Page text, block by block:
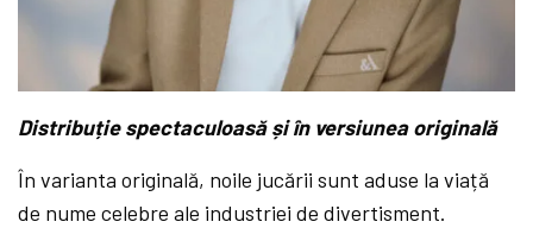
Distribuție spectaculoasă și în versiunea originală
În varianta originală, noile jucării sunt aduse la viață
de nume celebre ale industriei de divertisment.